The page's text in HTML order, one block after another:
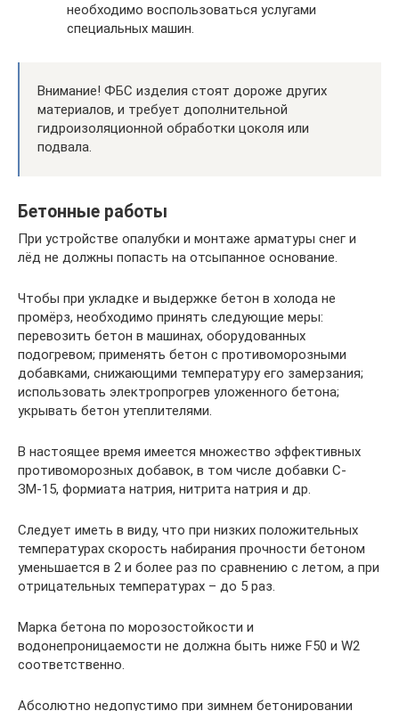
необходимо воспользоваться услугами
специальных машин.
Внимание! ФБС изделия стоят дороже других
материалов, и требует дополнительной
гидроизоляционной обработки цоколя или
подвала.
Бетонные работы
При устройстве опалубки и монтаже арматуры снег и
лёд не должны попасть на отсыпанное основание.
Чтобы при укладке и выдержке бетон в холода не
промёрз, необходимо принять следующие меры:
перевозить бетон в машинах, оборудованных
подогревом; применять бетон с противоморозными
добавками, снижающими температуру его замерзания;
использовать электропрогрев уложенного бетона;
укрывать бетон утеплителями.
В настоящее время имеется множество эффективных
противоморозных добавок, в том числе добавки С-
ЗМ-15, формиата натрия, нитрита натрия и др.
Следует иметь в виду, что при низких положительных
температурах скорость набирания прочности бетоном
уменьшается в 2 и более раз по сравнению с летом, а при
отрицательных температурах – до 5 раз.
Марка бетона по морозостойкости и
водонепроницаемости не должна быть ниже F50 и W2
соответственно.
Абсолютно недопустимо при зимнем бетонировании